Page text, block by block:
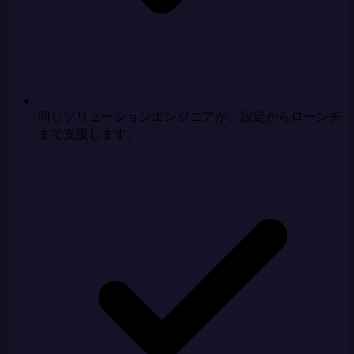
同じソリューションエンジニアが、設定からローンチ
まで支援します。